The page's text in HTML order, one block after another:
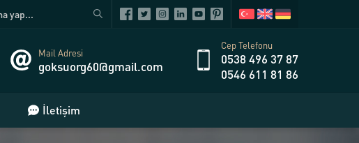
Mail Adresi
goksuorg60@gmail.com
Cep Telefonu
0538 496 37 87
0546 611 81 86
İletişim